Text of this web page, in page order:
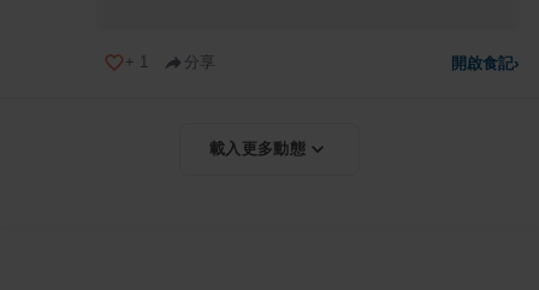
+ 1 分享 開啟食記›
載入更多動態